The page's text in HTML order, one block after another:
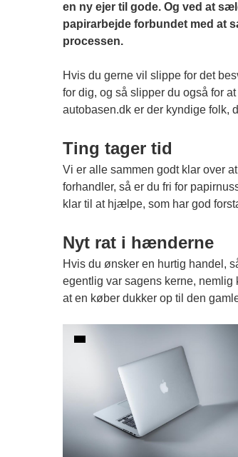
en ny ejer til gode. Og ved at
papirarbejde forbundet med at
processen.
Hvis du gerne vil slippe for det
for dig, og så slipper du også for
autobasen.dk er der kyndige folk,
Ting tager tid
Vi er alle sammen godt klar over
forhandler, så er du fri for
klar til at hjælpe, som har god
Nyt rat i hænderne
Hvis du ønsker en hurtig handel,
egentlig var sagens kerne,
at en køber dukker op til den